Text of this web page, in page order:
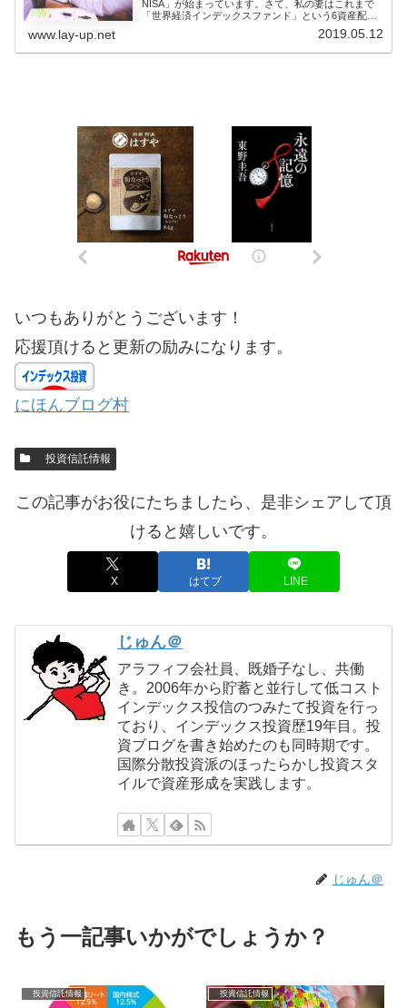
NISA」が始まっています。さて、私の妻はこれまで
「世界経済インデックスファンド」という6資産配分
www.lay-up.net 2019.05.12
いつもありがとうございます！
応援頂けると更新の励みになります。
にほんブログ村
投資信託情報
この記事がお役にたちましたら、是非シェアして頂
けると嬉しいです。
X はてブ LINE
じゅん＠
アラフィフ会社員、既婚子なし、共働
き。2006年から貯蓄と並行して低コスト
インデックス投信のつみたて投資を行っ
ており、インデックス投資歴19年目。投
資ブログを書き始めたのも同時期です。
国際分散投資派のほったらかし投資スタ
イルで資産形成を実践します。
じゅん＠
もう一記事いかがでしょうか？
投資信託情報 投資信託情報